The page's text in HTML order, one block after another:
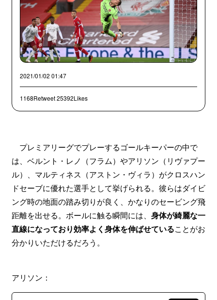
2021/01/02 01:47
1168Retweet25392Likes
プレミアリーグでプレーするゴールキーパーの中で
は、ベルント・レノ（フラム）やアリソン（リヴァプー
ル）、マルティネス（アストン・ヴィラ）がクロスハン
ドセーブに優れた選手として挙げられる。彼らはダイビ
ング時の地面の踏み切りが良く、かなりのセービング飛
距離を出せる。ボールに触る瞬間には、 身体が綺麗な一
直線になっており効率よく身体を伸ばせていることがお
分かりいただけるだろう。
アリソン：